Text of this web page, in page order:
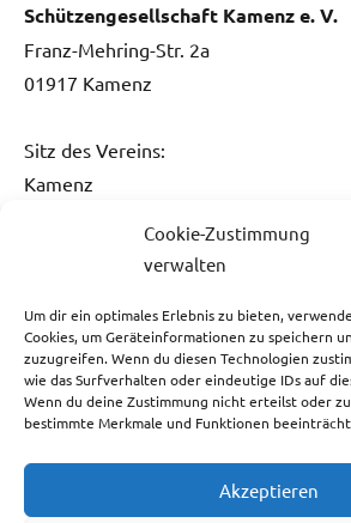
Cookie-Zustimmung
verwalten
Um dir ein optimales Erlebnis zu bieten,
Cookies, um Geräteinformationen zu speichern
zuzugreifen. Wenn du diesen Technologien
wie das Surfverhalten oder eindeutige IDs auf
Wenn du deine Zustimmung nicht erteilst oder
bestimmte Merkmale und Funktionen
Akzeptieren
Schützengesellschaft Kamenz e. V.
Franz-Mehring-Str. 2a
01917 Kamenz
Sitz des Vereins:
Kamenz
Fon: 0151 / 5061 1482
Fax: 03578 / 3736 731
E-Mail:info@sg-kamenz.de
Bankverbindung:
Ostsächsische Sparkasse Dresden
IBAN: DE59 8505 0300 3110 0013 05